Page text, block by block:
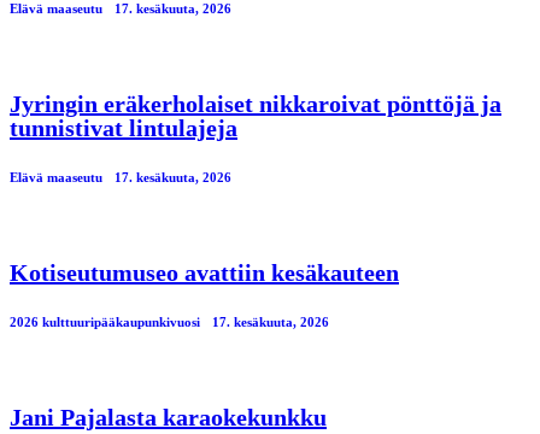
Elävä maaseutu 17. kesäkuuta, 2026
Jyringin eräkerholaiset nikkaroivat pönttöjä ja
tunnistivat lintulajeja
Elävä maaseutu 17. kesäkuuta, 2026
Kotiseutumuseo avattiin kesäkauteen
2026 kulttuuripääkaupunkivuosi 17. kesäkuuta, 2026
Jani Pajalasta karaokekunkku